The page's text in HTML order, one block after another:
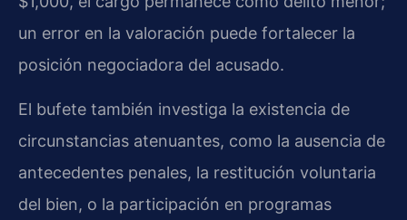
un error en la valoración puede fortalecer la
posición negociadora del acusado.
El bufete también investiga la existencia de
circunstancias atenuantes, como la ausencia de
antecedentes penales, la restitución voluntaria
del bien, o la participación en programas